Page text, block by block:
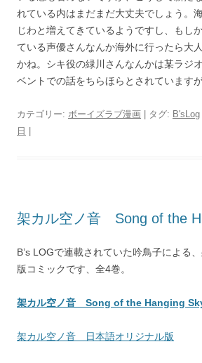
れている内はまだまだ大丈夫でしょう。
じわと増えてきているようですし、もし
ている声優さんなんか海外に行ったら大
かね。シキ役の緑川さんなんかは某ラジ
ベントでの話をちらほらとされています
カテゴリー: ボーイズラブ漫画 | タグ: B'sLog
日
架カル空ノ音 Song of the
B’s LOGで連載されていた吟鳥子による、
版コミックです、全4巻。
架カル空ノ音 Song of the Hanging
架カル空ノ音 日本語オリジナル版